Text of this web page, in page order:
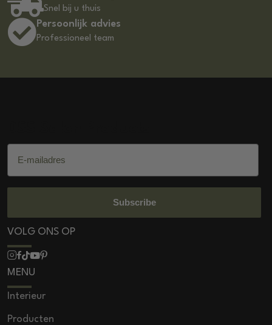
Snel bij u thuis
Persoonlijk advies
Professioneel team
E-mailadres
Subscribe
VOLG ONS OP
MENU
Interieur
Producten